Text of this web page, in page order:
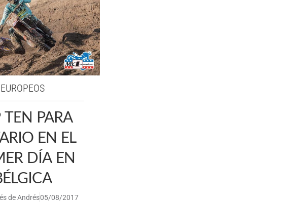
EUROPEOS
TEN PARA
EN EL
DÍA EN
de Andrés05/08/2017